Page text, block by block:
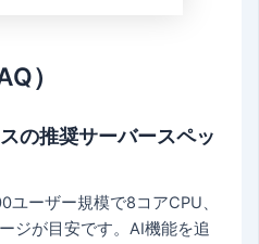
）
の推奨サーバースペッ
ーザー規模で8コアCPU、
ジが目安です。AI機能を追